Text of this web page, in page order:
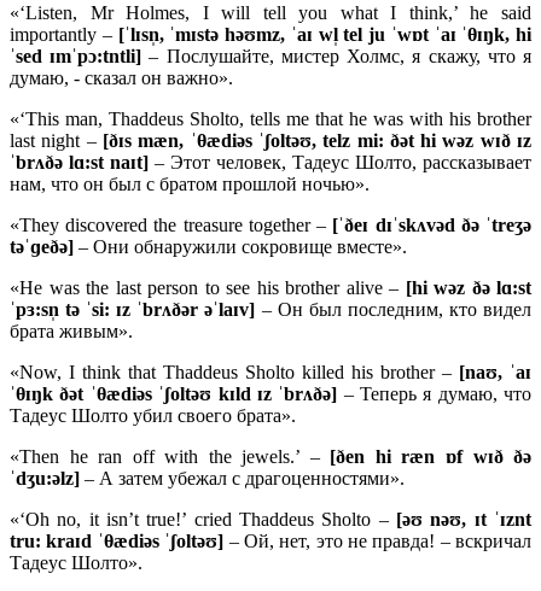
«‘Listen, Mr Holmes, I will tell you what I think,’ he said
importantly – [ˈlɪsn̩, ˈmɪstə həʊmz, ˈaɪ wl̩tel ju ˈwɒt ˈaɪ ˈθɪŋk, hi
ˈsed ɪmˈpɔ:tntli]– Послушайте, мистер Холмс, я скажу, что я
думаю, - сказал он важно».
«‘This man, Thaddeus Sholto, tells me that he was with his brother
last night – [ðɪsmæn, ˈθædiəs ˈʃoltəʊ,telz mi: ðəthiwəz wɪð ɪz
ˈbrʌðə lɑ:st naɪt] – Этот человек, Тадеус Шолто, рассказывает
нам, что он был с братом прошлой ночью».
«They discovered the treasure together – [ˈðeɪ dɪˈskʌvəd ðə ˈtreʒə
təˈɡeðə] – Они обнаружили сокровище вместе».
«He was the last person to see his brother alive – [hi wəz ðə lɑ:st
ˈpɜ:sn̩tə ˈsi: ɪz ˈbrʌðər əˈlaɪv] – Он был последним, кто видел
брата живым».
«Now, I think that Thaddeus Sholto killed his brother – [naʊ, ˈaɪ
ˈθɪŋk ðət ˈθædiəs ˈʃoltəʊ kɪld ɪz ˈbrʌðə] – Теперь я думаю, что
Тадеус Шолто убил своего брата».
«Then he ran off with the jewels.’ – [ðen hiræn ɒf wɪð ðə
ˈdʒu:əlz] – А затем убежал с драгоценностями».
«‘Oh no, it isn’t true!’ cried Thaddeus Sholto – [əʊnəʊ, ɪt ˈɪznt
tru:kraɪd ˈθædiəs ˈʃoltəʊ] – Ой, нет, это не правда! – вскричал
Тадеус Шолто».